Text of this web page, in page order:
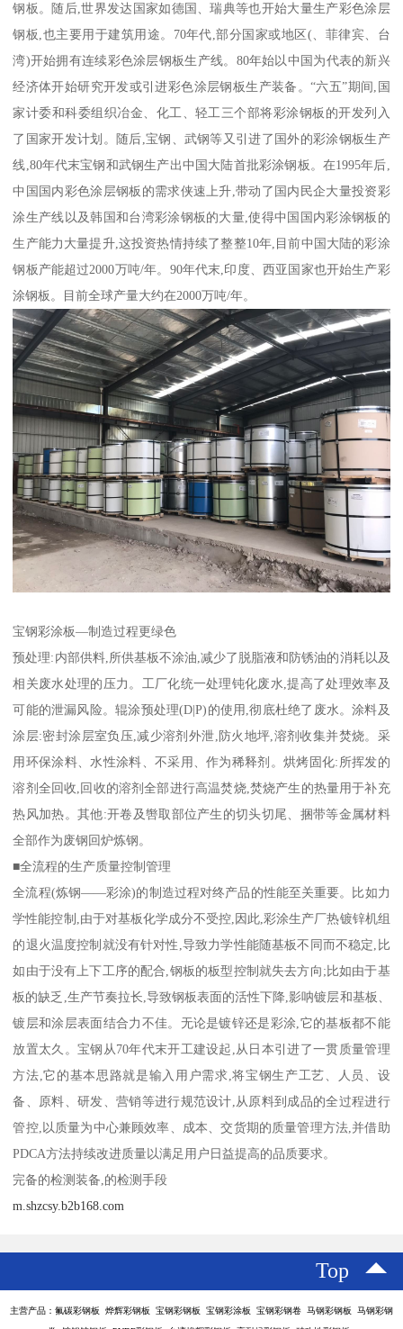
钢板。随后,世界发达国家如德国、瑞典等也开始大量生产彩色涂层
钢板,也主要用于建筑用途。70年代,部分国家或地区(、菲律宾、台
湾)开始拥有连续彩色涂层钢板生产线。80年始以中国为代表的新兴
经济体开始研究开发或引进彩色涂层钢板生产装备。“六五”期间,国
家计委和科委组织冶金、化工、轻工三个部将彩涂钢板的开发列入
了国家开发计划。随后,宝钢、武钢等又引进了国外的彩涂钢板生产
线,80年代末宝钢和武钢生产出中国大陆首批彩涂钢板。在1995年后,
中国国内彩色涂层钢板的需求侠速上升,带动了国内民企大量投资彩
涂生产线以及韩国和台湾彩涂钢板的大量,使得中国国内彩涂钢板的
生产能力大量提升,这投资热情持续了整整10年,目前中国大陆的彩涂
钢板产能超过2000万吨/年。90年代末,印度、西亚国家也开始生产彩
涂钢板。目前全球产量大约在2000万吨/年。
宝钢彩涂板—制造过程更绿色
预处理:内部供料,所供基板不涂油,减少了脱脂液和防锈油的消耗以及
相关废水处理的压力。工厂化统一处理钝化废水,提高了处理效率及
可能的泄漏风险。辊涂预处理(D|P)的使用,彻底杜绝了废水。涂料及
涂层:密封涂层室负压,减少溶剂外泄,防火地坪,溶剂收集并焚烧。采
用环保涂料、水性涂料、不采用、作为稀释剂。烘烤固化:所挥发的
溶剂全回收,回收的溶剂全部进行高温焚烧,焚烧产生的热量用于补充
热风加热。其他:开卷及辔取部位产生的切头切尾、捆带等金属材料
全部作为废钢回炉炼钢。
■全流程的生产质量控制管理
全流程(炼钢——彩涂)的制造过程对终产品的性能至关重要。比如力
学性能控制,由于对基板化学成分不受控,因此,彩涂生产厂热镀锌机组
的退火温度控制就没有针对性,导致力学性能随基板不同而不稳定,比
如由于没有上下工序的配合,钢板的板型控制就失去方向;比如由于基
板的缺乏,生产节奏拉长,导致钢板表面的活性下降,影呐镀层和基板、
镀层和涂层表面结合力不佳。无论是镀锌还是彩涂,它的基板都不能
放置太久。宝钢从70年代末开工建设起,从日本引进了一贯质量管理
方法,它的基本思路就是输入用户需求,将宝钢生产工艺、人员、设
备、原料、研发、营销等进行规范设计,从原料到成品的全过程进行
管控,以质量为中心兼顾效率、成本、交货期的质量管理方法,并借助
PDCA方法持续改进质量以满足用户日益提高的品质要求。
完备的检测装备,的检测手段
m.shzcsy.b2b168.com
Top
主营产品：氟碳彩钢板 烨辉彩钢板 宝钢彩钢板 宝钢彩涂板 宝钢彩钢卷 马钢彩钢板 马钢彩钢